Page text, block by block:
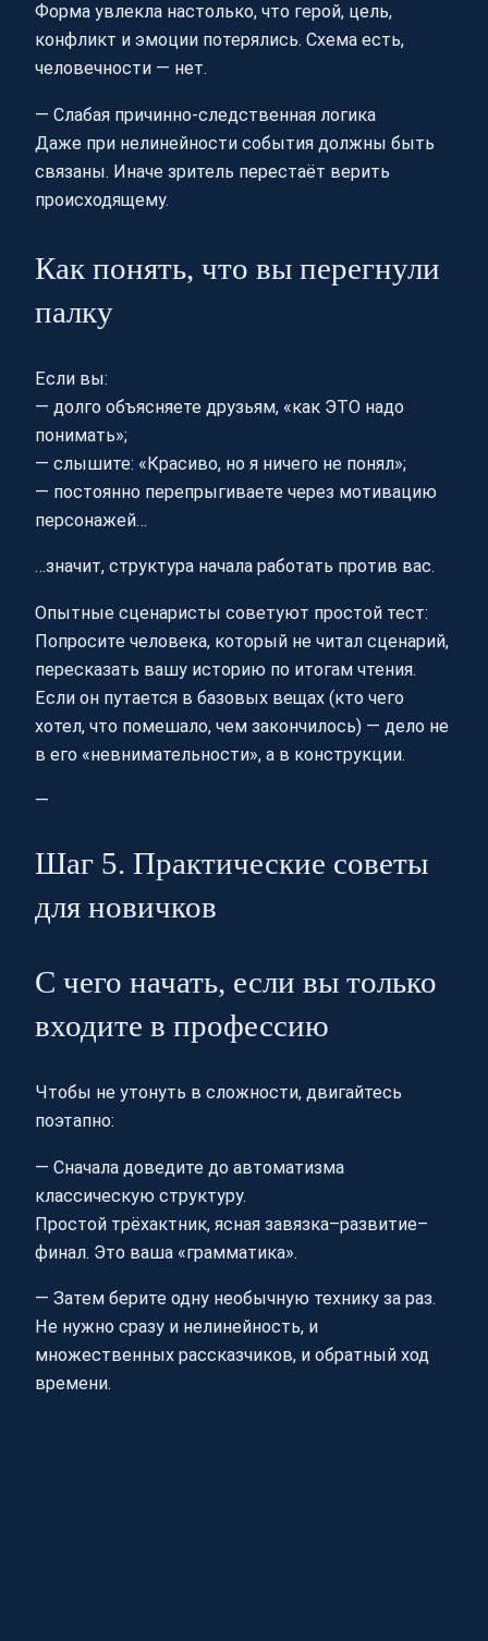
Форма увлекла настолько, что герой, цель,
конфликт и эмоции потерялись. Схема есть,
человечности — нет.
— Слабая причинно-следственная логика
Даже при нелинейности события должны быть
связаны. Иначе зритель перестаёт верить
происходящему.
Как понять, что вы перегнули
палку
Если вы:
— долго объясняете друзьям, «как ЭТО надо
понимать»;
— слышите: «Красиво, но я ничего не понял»;
— постоянно перепрыгиваете через мотивацию
персонажей…
…значит, структура начала работать против вас.
Опытные сценаристы советуют простой тест:
Попросите человека, который не читал сценарий,
пересказать вашу историю по итогам чтения.
Если он путается в базовых вещах (кто чего
хотел, что помешало, чем закончилось) — дело не
в его «невнимательности», а в конструкции.
—
Шаг 5. Практические советы
для новичков
С чего начать, если вы только
входите в профессию
Чтобы не утонуть в сложности, двигайтесь
поэтапно:
— Сначала доведите до автоматизма
классическую структуру.
Простой трёхактник, ясная завязка–развитие–
финал. Это ваша «грамматика».
— Затем берите одну необычную технику за раз.
Не нужно сразу и нелинейность, и
множественных рассказчиков, и обратный ход
времени.